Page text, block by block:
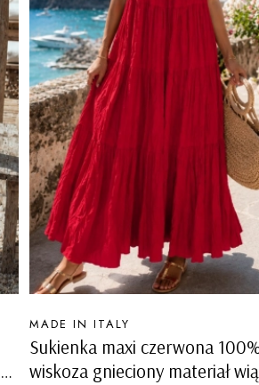
Sukienka maxi czerwona
wiskoza gnieciony materiał
PRODUCENT
MADE IN ITALY